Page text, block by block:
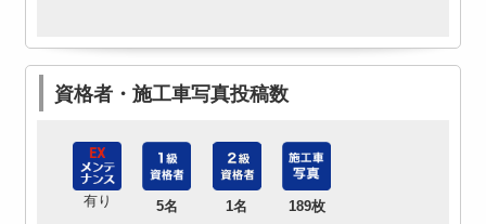
資格者・施工車写真投稿数
有り 5名 1名 189枚